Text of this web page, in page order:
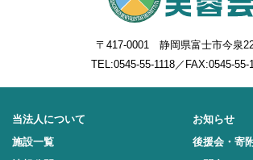
〒417-0001 静岡県富士市今泉
TEL:0545-55-1118 ／FAX:0545-55-
当法人について
施設一覧
お知らせ
後援会・寄